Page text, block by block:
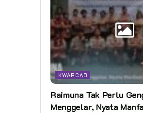
KWARCAB
Raimuna Tak Perlu
Menggelar, Nyata